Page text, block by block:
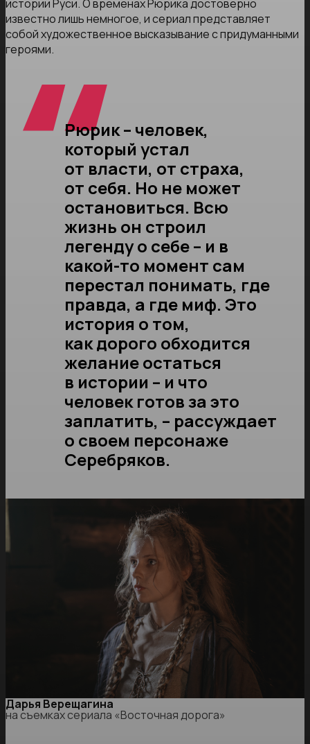
истории Руси. О временах Рюрика достоверно
известно лишь немногое, и сериал представляет
собой художественное высказывание с придуманными
героями.
Рюрик – человек,
который устал
от власти, от страха,
от себя. Но не может
остановиться. Всю
жизнь он строил
легенду о себе – и в
какой-то момент сам
перестал понимать, где
правда, а где миф. Это
история о том,
как дорого обходится
желание остаться
в истории – и что
человек готов за это
заплатить, – рассуждает
о своем персонаже
Серебряков.
Дарья Верещагина
на съемках сериала «Восточная дорога»